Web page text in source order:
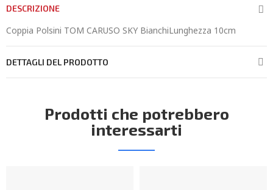
DESCRIZIONE
Coppia Polsini TOM CARUSO SKY BianchiLunghezza 10cm
DETTAGLI DEL PRODOTTO
Prodotti che potrebbero
interessarti